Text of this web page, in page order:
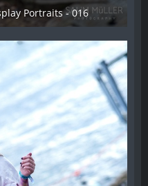
Portraits - 016